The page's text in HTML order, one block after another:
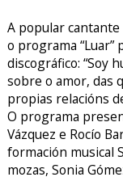
A popular
o programa
discográfico: “Soy
sobre o amor, das
propias relacións
O programa
Vázquez e Rocío
formación musical
mozas, Sonia